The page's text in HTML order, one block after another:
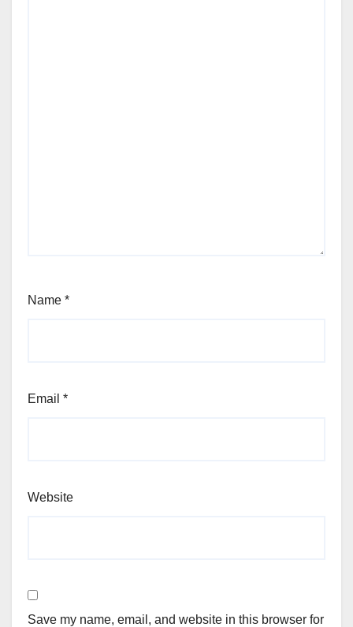
Name *
Email *
Website
Save my name, email, and website in this browser for